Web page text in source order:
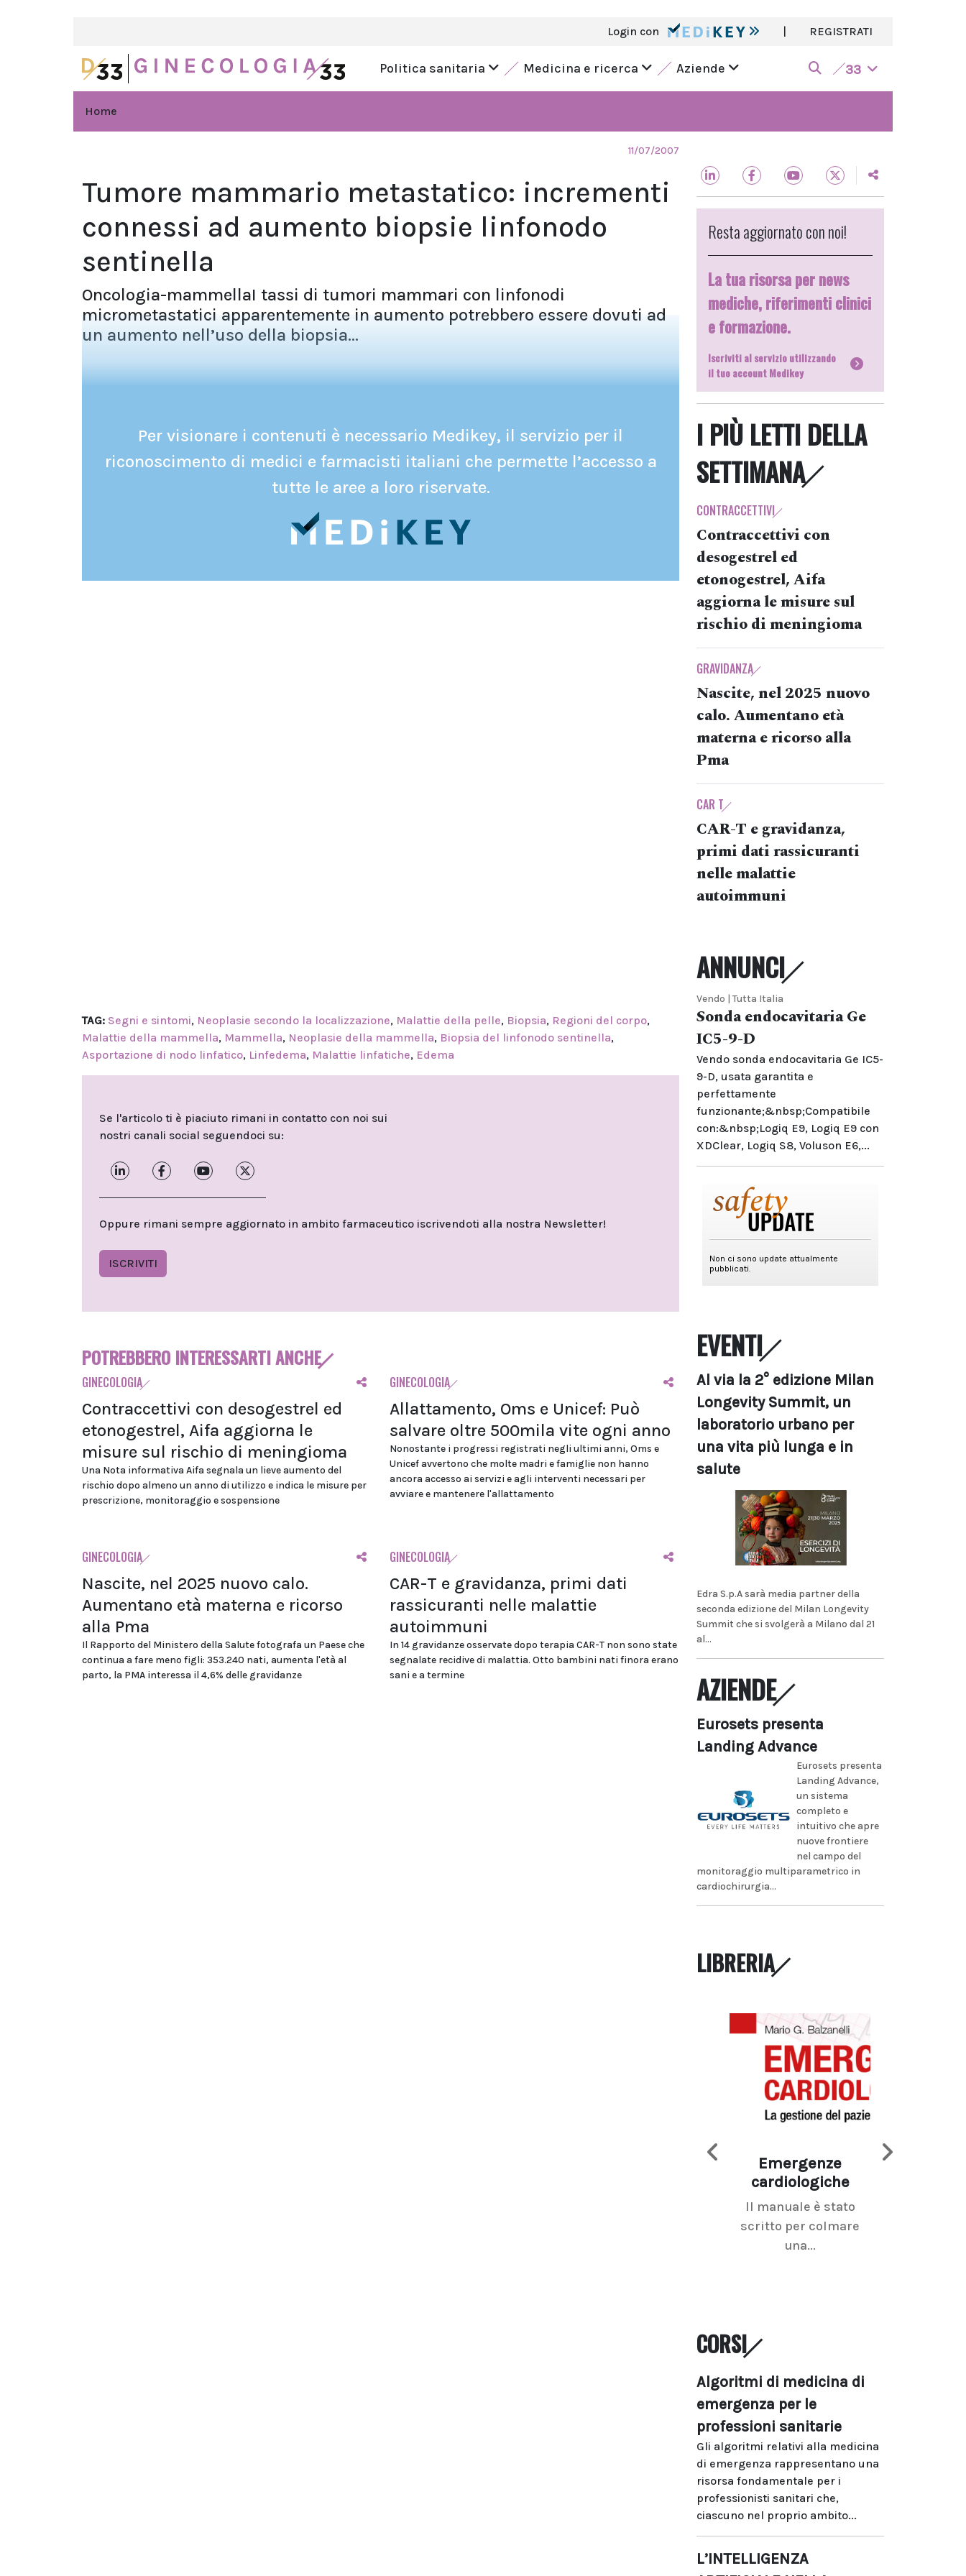
Login con | REGISTRATI
Politica sanitaria Medicina e ricerca Aziende 33
Home
11/07/2007
Tumore mammario metastatico: incrementi
connessi ad aumento biopsie linfonodo
sentinella
Oncologia-mammellaI tassi di tumori mammari con linfonodi
micrometastatici apparentemente in aumento potrebbero essere dovuti ad
un aumento nell’uso della biopsia...
Per visionare i contenuti è necessario Medikey, il servizio per il
riconoscimento di medici e farmacisti italiani che permette l’accesso a
tutte le aree a loro riservate.
TAG: Segni e sintomi, Neoplasie secondo la localizzazione, Malattie della pelle, Biopsia, Regioni del corpo,
Malattie della mammella, Mammella, Neoplasie della mammella, Biopsia del linfonodo sentinella,
Asportazione di nodo linfatico, Linfedema, Malattie linfatiche, Edema
Se l'articolo ti è piaciuto rimani in contatto con noi sui
nostri canali social seguendoci su:
Oppure rimani sempre aggiornato in ambito farmaceutico iscrivendoti alla nostra Newsletter!
ISCRIVITI
POTREBBERO INTERESSARTI ANCHE
GINECOLOGIA
Contraccettivi con desogestrel ed
etonogestrel, Aifa aggiorna le
misure sul rischio di meningioma
Una Nota informativa Aifa segnala un lieve aumento del
rischio dopo almeno un anno di utilizzo e indica le misure per
prescrizione, monitoraggio e sospensione
GINECOLOGIA
Allattamento, Oms e Unicef: Può
salvare oltre 500mila vite ogni anno
Nonostante i progressi registrati negli ultimi anni, Oms e
Unicef avvertono che molte madri e famiglie non hanno
ancora accesso ai servizi e agli interventi necessari per
avviare e mantenere l'allattamento
GINECOLOGIA
Nascite, nel 2025 nuovo calo.
Aumentano età materna e ricorso
alla Pma
Il Rapporto del Ministero della Salute fotografa un Paese che
continua a fare meno figli: 353.240 nati, aumenta l'età al
parto, la PMA interessa il 4,6% delle gravidanze
GINECOLOGIA
CAR-T e gravidanza, primi dati
rassicuranti nelle malattie
autoimmuni
In 14 gravidanze osservate dopo terapia CAR-T non sono state
segnalate recidive di malattia. Otto bambini nati finora erano
sani e a termine
Resta aggiornato con noi!
La tua risorsa per news
mediche, riferimenti clinici
e formazione.
Iscriviti al servizio utilizzando
il tuo account Medikey
I PIÙ LETTI DELLA
SETTIMANA
CONTRACCETTIVI
Contraccettivi con
desogestrel ed
etonogestrel, Aifa
aggiorna le misure sul
rischio di meningioma
GRAVIDANZA
Nascite, nel 2025 nuovo
calo. Aumentano età
materna e ricorso alla
Pma
CAR T
CAR-T e gravidanza,
primi dati rassicuranti
nelle malattie
autoimmuni
ANNUNCI
Vendo | Tutta Italia
Sonda endocavitaria Ge
IC5-9-D
Vendo sonda endocavitaria Ge IC5-
9-D, usata garantita e
perfettamente
funzionante;&nbsp;Compatibile
con:&nbsp;Logiq E9, Logiq E9 con
XDClear, Logiq S8, Voluson E6,...
EVENTI
Al via la 2° edizione Milan
Longevity Summit, un
laboratorio urbano per
una vita più lunga e in
salute
Edra S.p.A sarà media partner della
seconda edizione del Milan Longevity
Summit che si svolgerà a Milano dal 21
al...
AZIENDE
Eurosets presenta
Landing Advance
Eurosets presenta
Landing Advance,
un sistema
completo e
intuitivo che apre
nuove frontiere
nel campo del
monitoraggio multiparametrico in
cardiochirurgia...
LIBRERIA
Emergenze
cardiologiche
Il manuale è stato
scritto per colmare
una...
CORSI
Algoritmi di medicina di
emergenza per le
professioni sanitarie
Gli algoritmi relativi alla medicina
di emergenza rappresentano una
risorsa fondamentale per i
professionisti sanitari che,
ciascuno nel proprio ambito...
L’INTELLIGENZA